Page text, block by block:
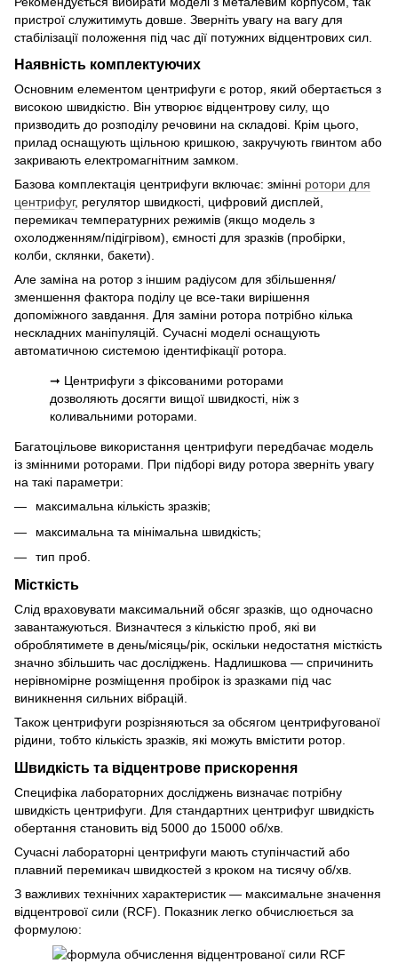
пристрої служитимуть довше. Зверніть увагу на вагу для
стабілізації положення під час дії потужних відцентрових сил.
Наявність комплектуючих
Основним елементом центрифуги є ротор, який обертається з
високою швидкістю. Він утворює відцентрову силу, що
призводить до розподілу речовини на складові. Крім цього,
прилад оснащують щільною кришкою, закручують гвинтом або
закривають електромагнітним замком.
Базова комплектація центрифуги включає: змінні ротори для
центрифуг, регулятор швидкості, цифровий дисплей,
перемикач температурних режимів (якщо модель з
охолодженням/підігрівом), ємності для зразків (пробірки,
колби, склянки, бакети).
Але заміна на ротор з іншим радіусом для збільшення/
зменшення фактора поділу це все-таки вирішення
допоміжного завдання. Для заміни ротора потрібно кілька
нескладних маніпуляцій. Сучасні моделі оснащують
автоматичною системою ідентифікації ротора.
➞ Центрифуги з фіксованими роторами
дозволяють досягти вищої швидкості, ніж з
коливальними роторами.
Багатоцільове використання центрифуги передбачає модель
із змінними роторами. При підборі виду ротора зверніть увагу
на такі параметри:
максимальна кількість зразків;
максимальна та мінімальна швидкість;
тип проб.
Місткість
Слід враховувати максимальний обсяг зразків, що одночасно
завантажуються. Визначтеся з кількістю проб, які ви
оброблятимете в день/місяць/рік, оскільки недостатня місткість
значно збільшить час досліджень. Надлишкова — спричинить
нерівномірне розміщення пробірок із зразками під час
виникнення сильних вібрацій.
Також центрифуги розрізняються за обсягом центрифугованої
рідини, тобто кількість зразків, які можуть вмістити ротор.
Швидкість та відцентрове прискорення
Специфіка лабораторних досліджень визначає потрібну
швидкість центрифуги. Для стандартних центрифуг швидкість
обертання становить від 5000 до 15000 об/хв.
Сучасні лабораторні центрифуги мають ступінчастий або
плавний перемикач швидкостей з кроком на тисячу об/хв.
З важливих технічних характеристик — максимальне значення
відцентрової сили (RCF). Показник легко обчислюється за
формулою: